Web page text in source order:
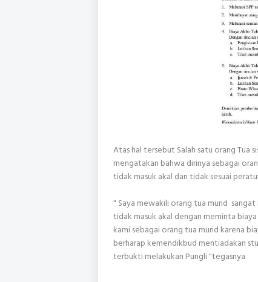
Atas hal tersebut Salah satu orang Tua
mengatakan bahwa dirinya sebagai
tidak masuk akal dan tidak sesuai
" Saya mewakili orang tua murid
tidak masuk akal dengan meminta
kami sebagai orang tua murid karena
berharap kemendikbud mentiadakan
terbukti melakukan Pungli "tegasnya